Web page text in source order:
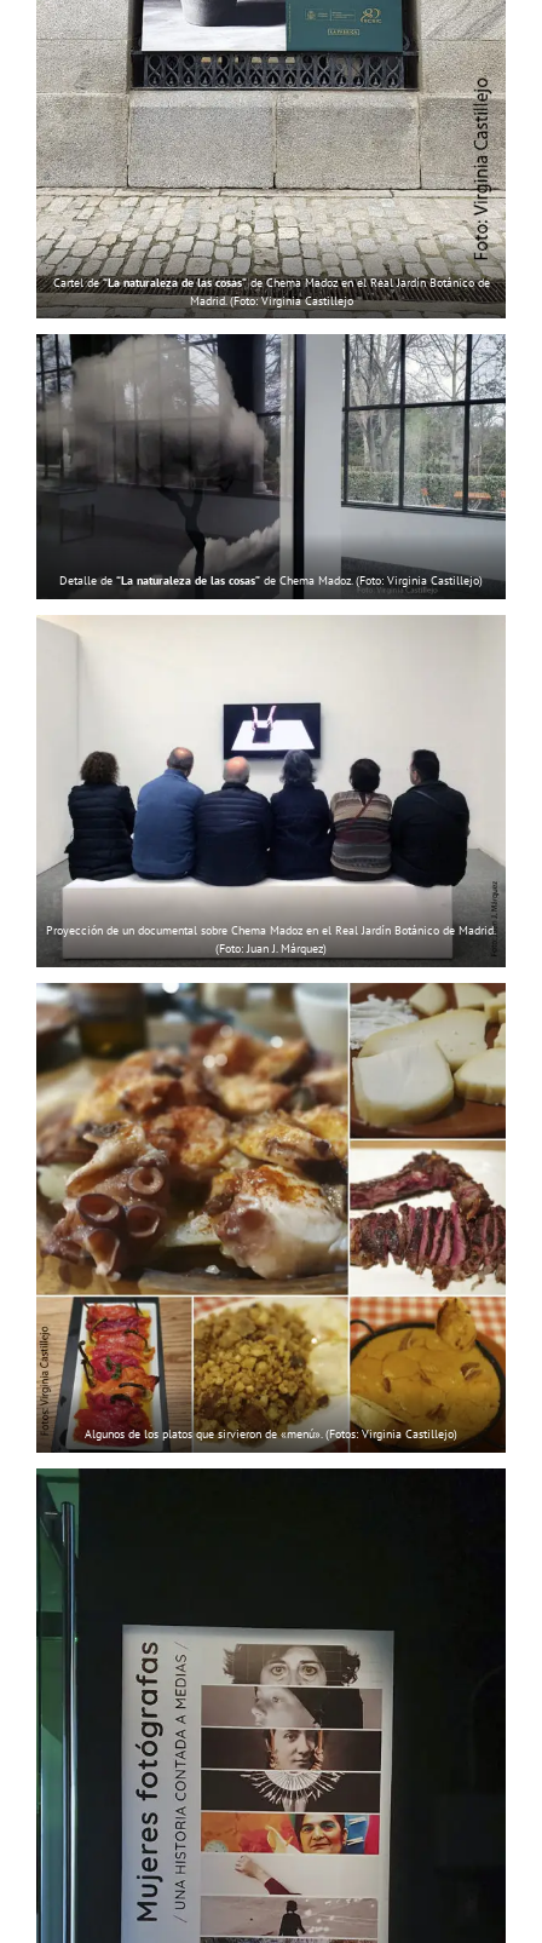
Cartel de“La naturaleza de las cosas”de Chema Madoz en el Real Jardín Botánico de
Madrid. (Foto: Virginia Castillejo
Detalle de “La naturaleza de las cosas” de Chema Madoz. (Foto: Virginia Castillejo)
Proyección de un documental sobre Chema Madoz en el Real Jardín Botánico de Madrid.
(Foto: Juan J. Márquez)
Algunos de los platos que sirvieron de «menú». (Fotos: Virginia Castillejo)